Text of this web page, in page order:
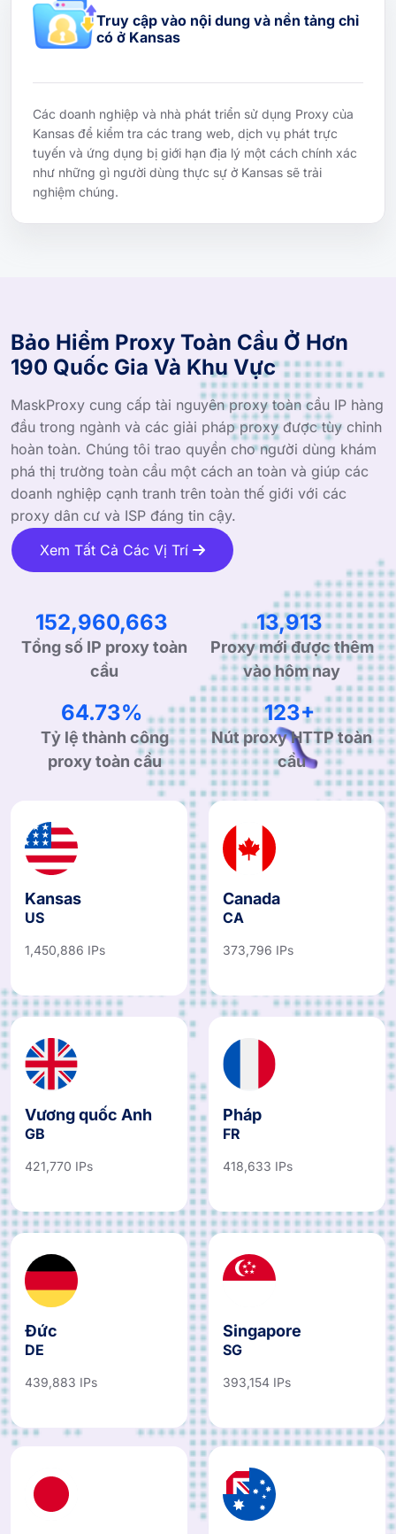
Truy cập vào nội dung và nền tảng chỉ
có ở Kansas
Các doanh nghiệp và nhà phát triển sử dụng Proxy của
Kansas để kiểm tra các trang web, dịch vụ phát trực
tuyến và ứng dụng bị giới hạn địa lý một cách chính xác
như những gì người dùng thực sự ở Kansas sẽ trải
nghiệm chúng.
Bảo Hiểm Proxy Toàn Cầu Ở Hơn
190 Quốc Gia Và Khu Vực
MaskProxy cung cấp tài nguyên proxy toàn cầu IP hàng
đầu trong ngành và các giải pháp proxy được tùy chỉnh
hoàn toàn. Chúng tôi trao quyền cho người dùng khám
phá thị trường toàn cầu một cách an toàn và giúp các
doanh nghiệp cạnh tranh trên toàn thế giới với các
proxy dân cư và ISP đáng tin cậy.
Xem Tất Cả Các Vị Trí
236,050,406
Tổng số IP proxy toàn
21,471
Proxy mới được thêm
vào hôm nay
99.90%
Tỷ lệ thành công
proxy toàn cầu
190+
Nút proxy HTTP toàn
Kansas
US
Canada
CA
Vương quốc Anh
GB FR
DE
Singapore
SG